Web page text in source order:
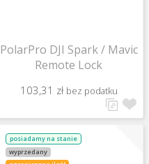
PolarPro DJI Spark / Mavic
Remote Lock
103,31 zł bez podatku
posiadamy na stanie
wyprzedany